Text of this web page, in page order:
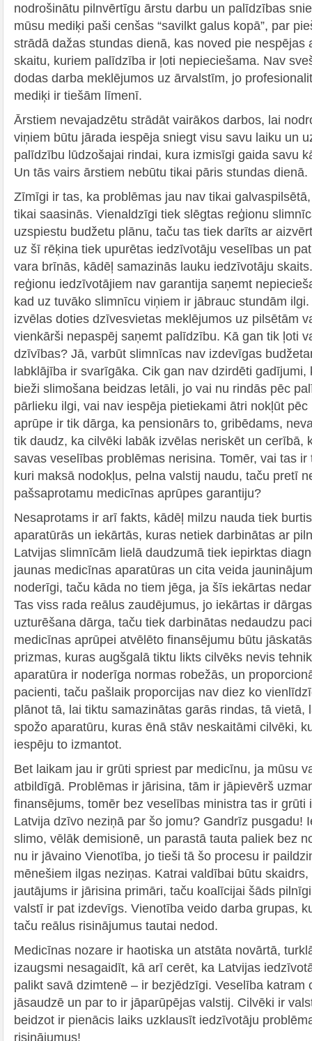
nodrošinātu pilnvērtīgu ārstu darbu un palīdzības
mūsu mediķi paši cenšas “savilkt galus kopā”, par
strādā dažas stundas dienā, kas noved pie nespējas
skaitu, kuriem palīdzība ir ļoti nepieciešama. Nav
dodas darba meklējumos uz ārvalstīm, jo
mediķi ir tiešām līmenī.
Ārstiem nevajadzētu strādāt vairākos darbos, lai
viņiem būtu jārada iespēja sniegt visu savu laiku un
palīdzību lūdzošajai rindai, kura izmisīgi gaida savu
Un tās vairs ārstiem nebūtu tikai pāris stundas dienā.
Zīmīgi ir tas, ka problēmas jau nav tikai
tikai saasinās. Vienaldzīgi tiek slēgtas reģionu
uzspiestu budžetu plānu, taču tas tiek darīts ar
uz šī rēķina tiek upurētas iedzīvotāju veselības un
vara brīnās, kādēļ samazinās lauku iedzīvotāju
reģionu iedzīvotājiem nav garantija saņemt
kad uz tuvāko slimnīcu viņiem ir jābrauc stundām
izvēlas doties dzīvesvietas meklējumos uz pilsētām
vienkārši nepaspēj saņemt palīdzību. Kā gan tik ļoti
dzīvības? Jā, varbūt slimnīcas nav izdevīgas
labklājība ir svarīgāka. Cik gan nav dzirdēti gadījumi,
bieži slimošana beidzas letāli, jo vai nu rindās pēc
pārlieku ilgi, vai nav iespēja pietiekami ātri nokļūt
aprūpe ir tik dārga, ka pensionārs to, gribēdams,
tik daudz, ka cilvēki labāk izvēlas neriskēt un cerībā,
savas veselības problēmas nerisina. Tomēr, vai tas
kuri maksā nodokļus, pelna valstij naudu, taču pretī
pašsaprotamu medicīnas aprūpes garantiju?
Nesaprotams ir arī fakts, kādēļ milzu nauda tiek
aparatūrās un iekārtās, kuras netiek darbinātas ar
Latvijas slimnīcām lielā daudzumā tiek iepirktas
jaunas medicīnas aparatūras un cita veida
noderīgi, taču kāda no tiem jēga, ja šīs iekārtas
Tas viss rada reālus zaudējumus, jo iekārtas ir
uzturēšana dārga, taču tiek darbinātas nedaudzu
medicīnas aprūpei atvēlēto finansējumu būtu
prizmas, kuras augšgalā tiktu likts cilvēks nevis
aparatūra ir noderīga normas robežās, un
pacienti, taču pašlaik proporcijas nav diez ko
plānot tā, lai tiktu samazinātas garās rindas, tā vietā,
spožo aparatūru, kuras ēnā stāv neskaitāmi cilvēki,
iespēju to izmantot.
Bet laikam jau ir grūti spriest par medicīnu, ja mūsu
atbildīgā. Problēmas ir jārisina, tām ir jāpievērš
finansējums, tomēr bez veselības ministra tas ir grūti
Latvija dzīvo neziņā par šo jomu? Gandrīz pusgadu!
slimo, vēlāk demisionē, un parastā tauta paliek bez
nu ir jāvaino Vienotība, jo tieši tā šo procesu ir
mēnešiem ilgas neziņas. Katrai valdībai būtu
jautājums ir jārisina primāri, taču koalīcijai šāds
valstī ir pat izdevīgs. Vienotība veido darba grupas,
taču reālus risinājumus tautai nedod.
Medicīnas nozare ir haotiska un atstāta novārtā,
izaugsmi nesagaidīt, kā arī cerēt, ka Latvijas
palikt savā dzimtenē – ir bezjēdzīgi. Veselība katram
jāsaudzē un par to ir jāparūpējas valstij. Cilvēki ir
beidzot ir pienācis laiks uzklausīt iedzīvotāju
risinājumus!